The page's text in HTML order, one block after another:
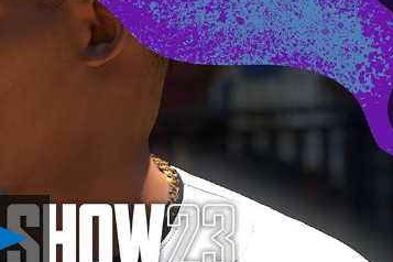
Riproduci
video